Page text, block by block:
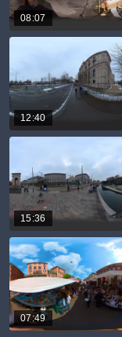
08:07
12:40
15:36
07:49